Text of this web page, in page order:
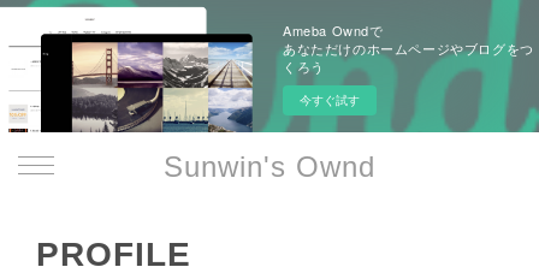
Ameba Owndで
あなただけのホームページやブログをつ
くろう
今すぐ試す
Sunwin's Ownd
PROFILE